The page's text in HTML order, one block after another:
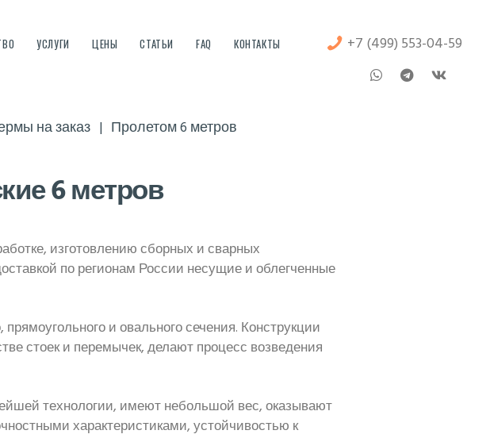
УСЛУГИ ЦЕНЫ СТАТЬИ FAQ КОНТАКТЫ +7 (499) 553-04-59
на заказ Пролетом 6 метров
6 метров
изготовлению сборных и сварных
по регионам России несущие и облегченные
и овального сечения. Конструкции
стоек и перемычек, делают процесс возведения
технологии, имеют небольшой вес, оказывают
характеристиками, устойчивостью к